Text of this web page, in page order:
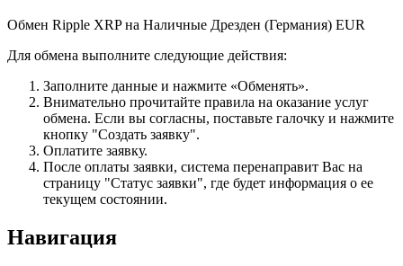
Обмен Ripple XRP на Наличные Дрезден (Германия) EUR
Для обмена выполните следующие действия:
Заполните данные и нажмите «Обменять».
Внимательно прочитайте правила на оказание услуг
обмена. Если вы согласны, поставьте галочку и нажмите
кнопку "Создать заявку".
Оплатите заявку.
После оплаты заявки, система перенаправит Вас на
страницу "Статус заявки", где будет информация о ее
текущем состоянии.
Навигация